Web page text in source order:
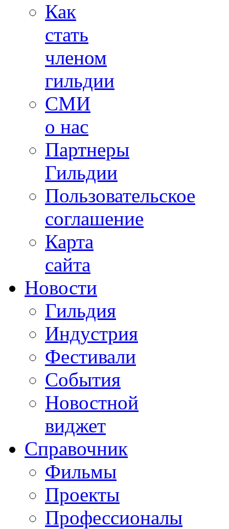
Как
стать
членом
гильдии
СМИ
о нас
Партнеры
Гильдии
Пользовательское
соглашение
Карта
сайта
Новости
Гильдия
Индустрия
Фестивали
События
Новостной
виджет
Справочник
Фильмы
Проекты
Профессионалы